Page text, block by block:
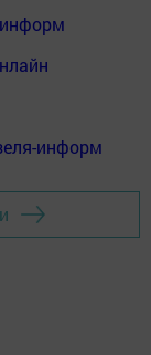
информ